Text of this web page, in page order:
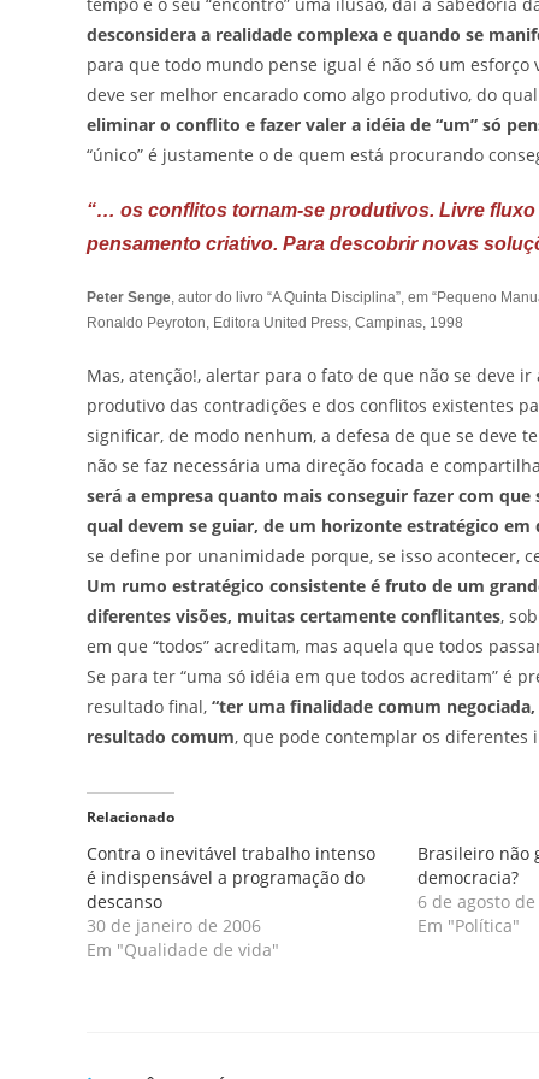
desconsidera a realidade complexa e quando se
para que todo mundo pense igual é não só um
deve ser melhor encarado como algo produtivo, do
eliminar o conflito e fazer valer a idéia de “um” só
“único” é justamente o de quem está procurando
“… os conflitos tornam-se produtivos. Livre
pensamento criativo. Para descobrir novas
Peter Senge, autor do livro “A Quinta Disciplina”, em “Pequeno
Ronaldo Peyroton, Editora United Press, Campinas, 1998
Mas, atenção!, alertar para o fato de que não se deve
produtivo das contradições e dos conflitos existentes
significar, de modo nenhum, a defesa de que se deve
não se faz necessária uma direção focada e
será a empresa quanto mais conseguir fazer com
qual devem se guiar, de um horizonte estratégico em
se define por unanimidade porque, se isso acontecer,
Um rumo estratégico consistente é fruto de um
diferentes visões, muitas certamente conflitantes,
em que “todos” acreditam, mas aquela que todos
Se para ter “uma só idéia em que todos acreditam” é
resultado final, “ter uma finalidade comum
resultado comum, que pode contemplar os diferentes
Relacionado
Contra o inevitável trabalho intenso
é indispensável a programação do
descanso
30 de janeiro de 2006
Em "Qualidade de vida"
Brasileiro não
democracia?
6 de agosto
Em "Política"